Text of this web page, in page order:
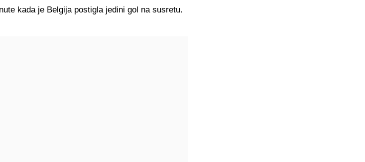
kada je Belgija postigla jedini gol na susretu.